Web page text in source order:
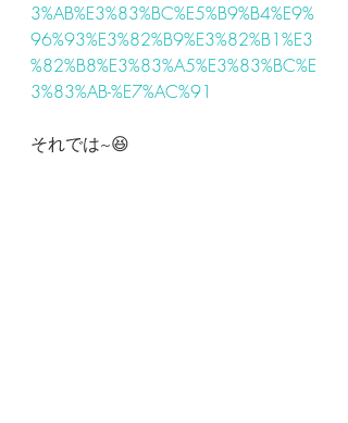
3%AB%E3%83%BC%E5%B9%B4%E9%
96%93%E3%82%B9%E3%82%B1%E3
%82%B8%E3%83%A5%E3%83%BC%E
3%83%AB-%E7%AC%91
それでは~😆